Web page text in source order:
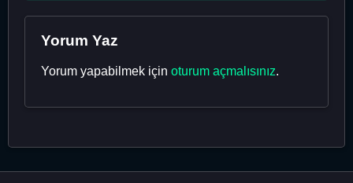
Yorum Yaz
Yorum yapabilmek için oturum açmalısınız.